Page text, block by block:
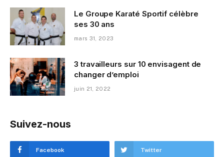
Le Groupe Karaté Sportif célèbre
ses 30 ans
mars 31, 2023
3 travailleurs sur 10 envisagent de
changer d’emploi
juin 21, 2022
Suivez-nous
Facebook Twitter